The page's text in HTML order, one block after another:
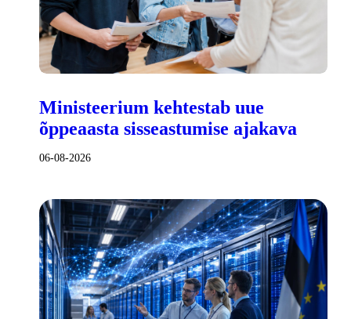
Ministeerium kehtestab uue
õppeaasta sisseastumise ajakava
06-08-2026